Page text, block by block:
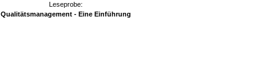
Leseprobe:
Qualitätsmanagement - Eine Einführung